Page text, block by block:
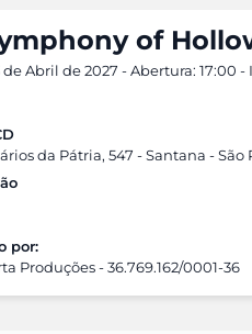
of
Abril de 2027 - Abertura: 17:00 -
da Pátria, 547 - Santana - São
por:
Produções - 36.769.162/0001-36